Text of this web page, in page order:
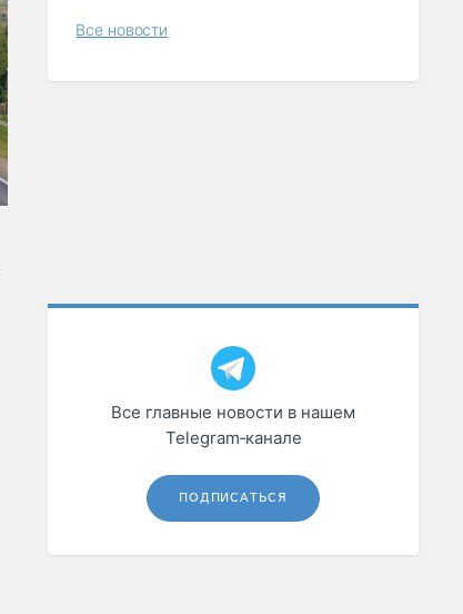
Все новости
Все главные новости в нашем
Telegram‑канале
ПОДПИСАТЬСЯ